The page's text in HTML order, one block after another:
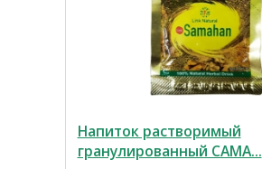
Напиток растворимый
гранулированный САМА...